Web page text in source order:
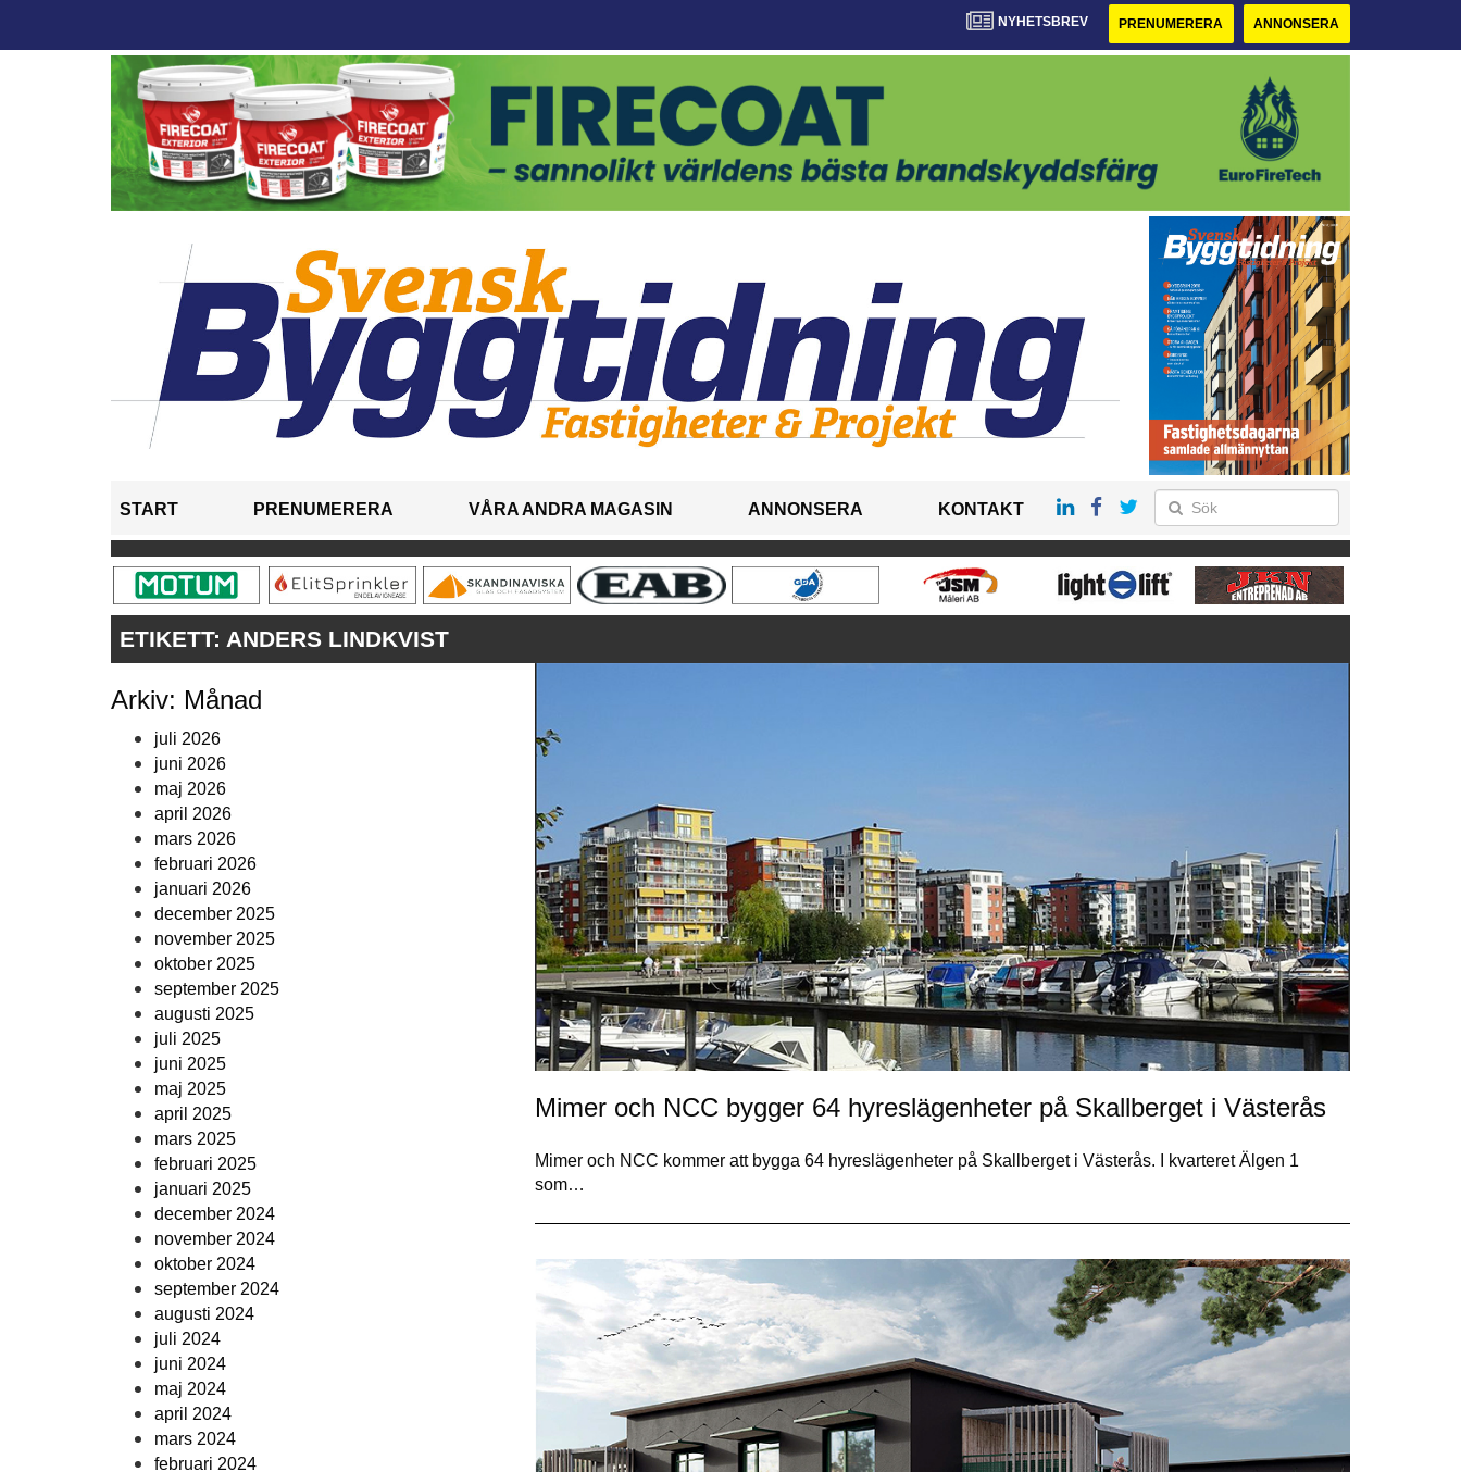
NYHETSBREV PRENUMERERA ANNONSERA
START PRENUMERERA VÅRA ANDRA MAGASIN ANNONSERA KONTAKT
ETIKETT: ANDERS LINDKVIST
Arkiv: Månad
juli 2026
juni 2026
maj 2026
april 2026
mars 2026
februari 2026
januari 2026
december 2025
november 2025
oktober 2025
september 2025
augusti 2025
juli 2025
juni 2025
maj 2025
april 2025
mars 2025
februari 2025
januari 2025
december 2024
november 2024
oktober 2024
september 2024
augusti 2024
juli 2024
juni 2024
maj 2024
april 2024
mars 2024
februari 2024
Mimer och NCC bygger 64 hyreslägenheter på Skallberget i Västerås
Mimer och NCC kommer att bygga 64 hyreslägenheter på Skallberget i Västerås. I kvarteret Älgen 1
som…